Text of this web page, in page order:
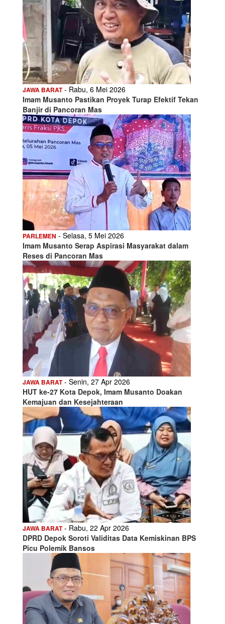
JAWA BARAT- Rabu, 6 Mei 2026
Imam Musanto Pastikan Proyek Turap Efektif Tekan
Banjir di Pancoran Mas
PARLEMEN - Selasa, 5 Mei 2026
Imam Musanto Serap Aspirasi Masyarakat dalam
Reses di Pancoran Mas
JAWA BARAT- Senin, 27 Apr 2026
HUT ke-27 Kota Depok, Imam Musanto Doakan
Kemajuan dan Kesejahteraan
JAWA BARAT- Rabu, 22 Apr 2026
DPRD Depok Soroti Validitas Data Kemiskinan BPS
Picu Polemik Bansos